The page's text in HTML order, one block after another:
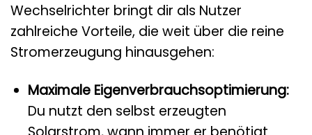
Wechselrichter bringt dir als Nutzer
zahlreiche Vorteile, die weit über die reine
Stromerzeugung hinausgehen:
Maximale Eigenverbrauchsoptimierung:
Du nutzt den selbst erzeugten